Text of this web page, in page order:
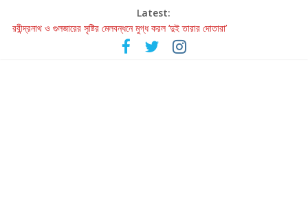
Latest:
রবীন্দ্রনাথ ও গুলজারের সৃষ্টির মেলবন্ধনে মুগ্ধ করল ‘দুই তারার দোতারা’
কলের গান থেকে রীলস্ — বাঙালির গান শোনার বিবর্তনের গল্প
জগন্নাথমঙ্গলম্ — বাংলায় প্রথমবার মঞ্চে এবার রথযাত্রার উদযাপন